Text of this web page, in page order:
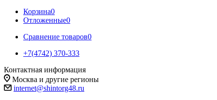
Корзина0
Отложенные0
Сравнение товаров0
+7(4742) 370-333
Контактная информация
Москва и другие регионы
internet@shintorg48.ru